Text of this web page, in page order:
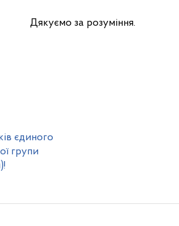
Дякуємо за розуміння.
єдиного
групи